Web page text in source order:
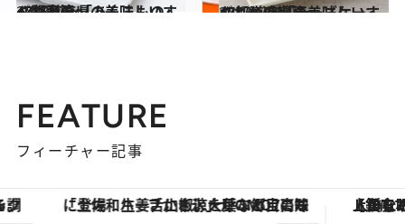
2018.4.5
47都道府県の美味しいすぐれもの 「あんこもの」～関東篇～
グルメ 2017.10.1
47都道府県の美味しいすぐれもの 「チーズケーキ」～近畿篇～
グルメ
FEATURE
フィーチャー記事
「土佐和ハーブかき氷」がOMO7高知に登場！生姜、山椒、大葉など目にも舌にも涼を呼ぶ郷土の味 【銀座で出合う最旬美容】美髪ケアや